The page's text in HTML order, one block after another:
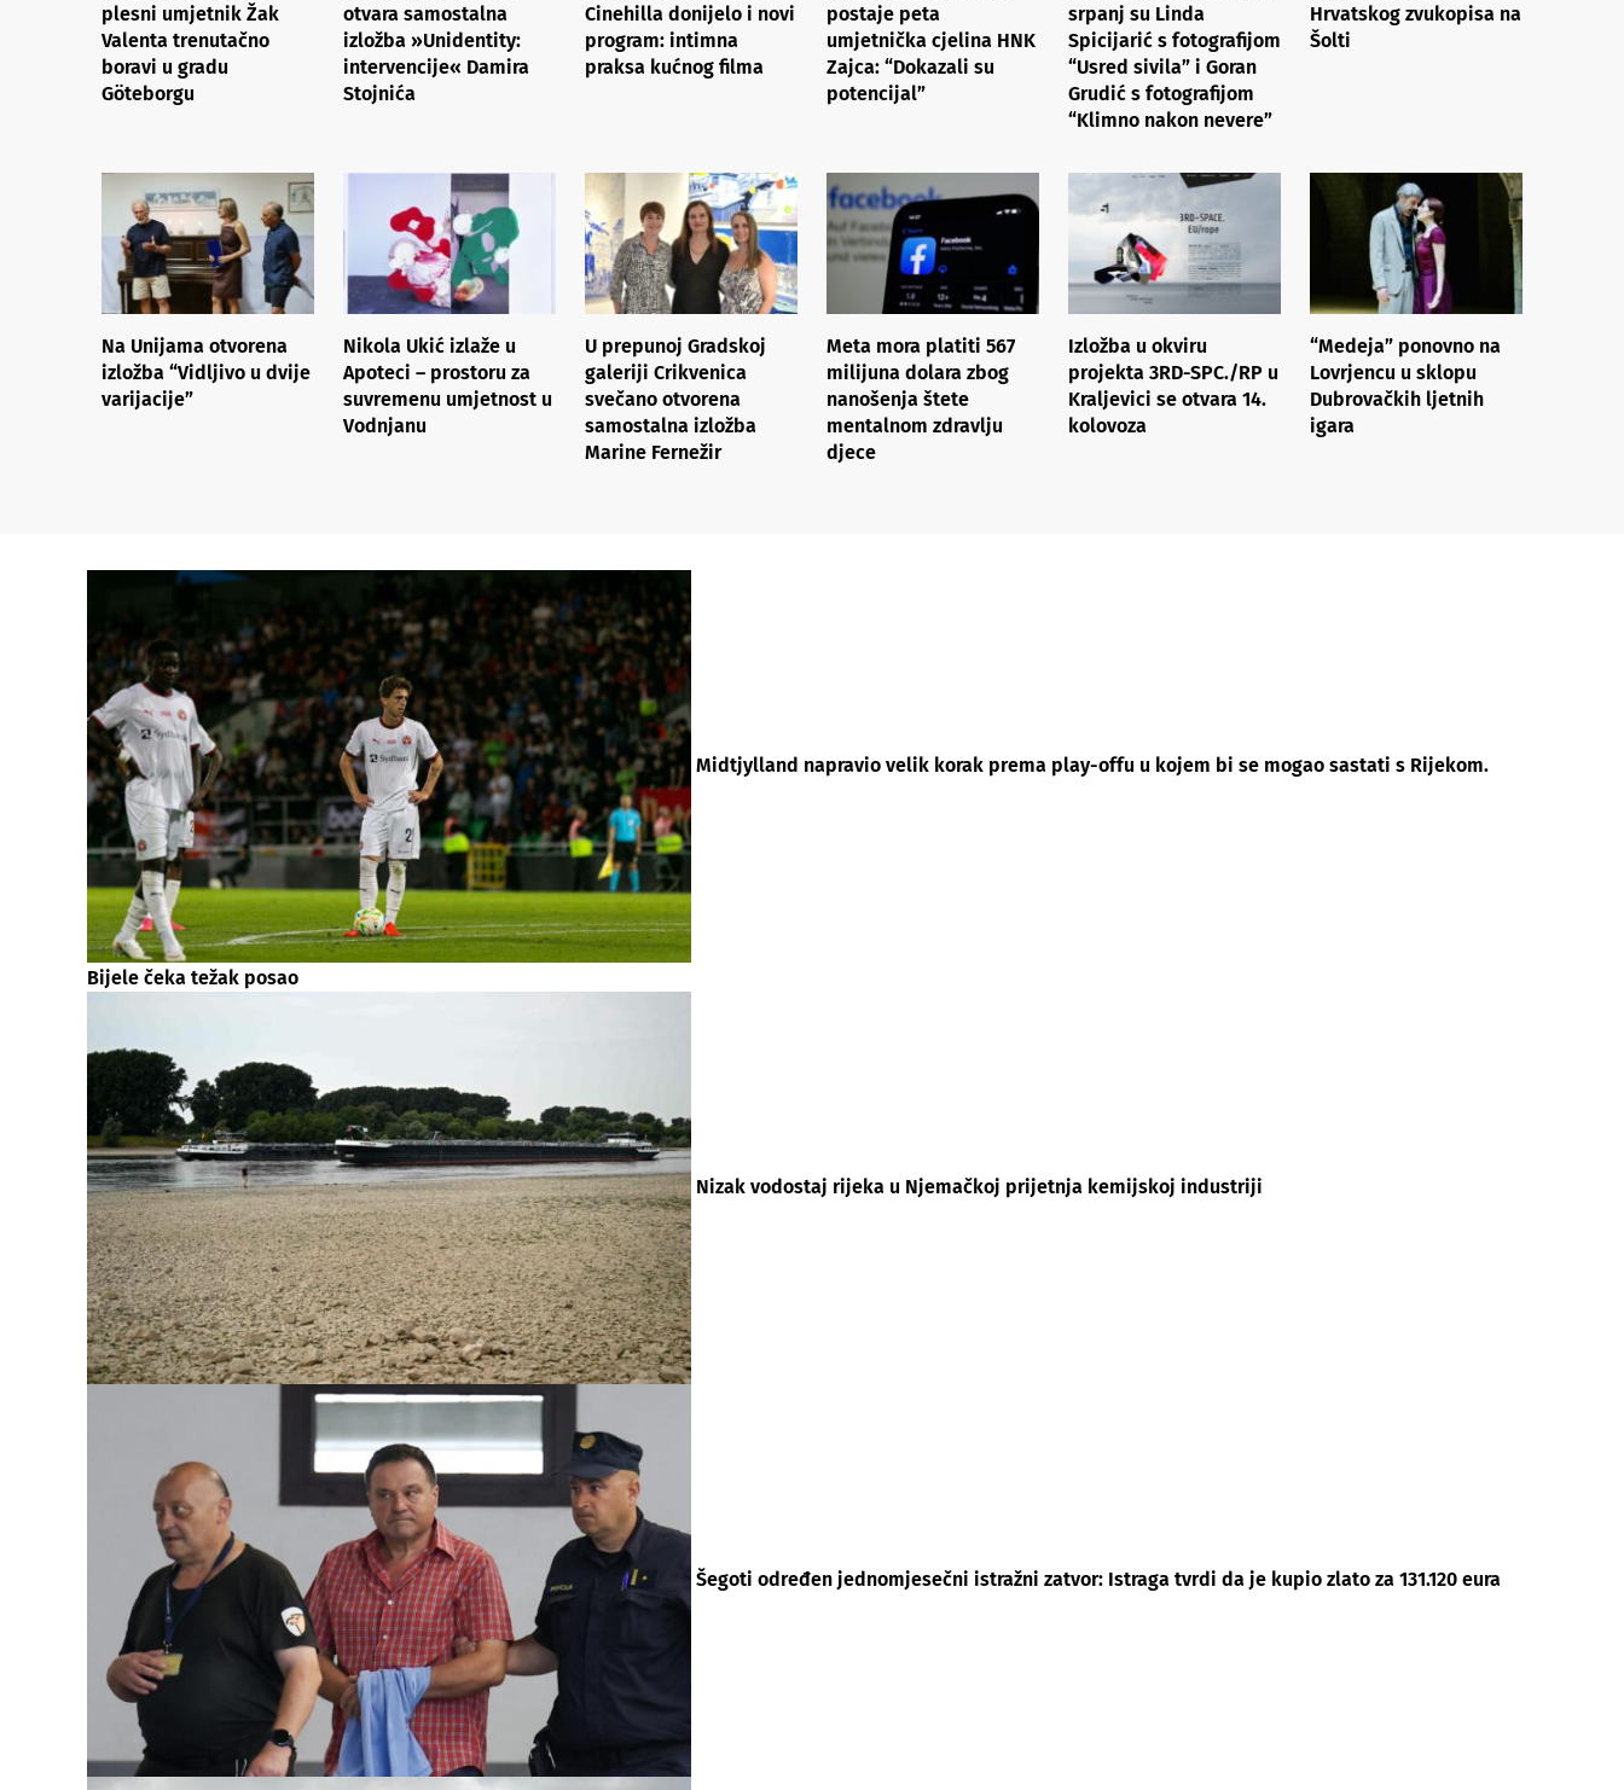
plesni umjetnik Žak
Valenta trenutačno
boravi u gradu
Göteborgu
otvara samostalna
izložba »Unidentity:
intervencije« Damira
Stojnića
Cinehilla donijelo i novi
program: intimna
praksa kućnog filma
postaje peta
umjetnička cjelina HNK
Zajca: “Dokazali su
potencijal”
srpanj su Linda
Spicijarić s fotografijom
“Usred sivila” i Goran
Grudić s fotografijom
“Klimno nakon nevere”
Hrvatskog zvukopisa na
Šolti
Na Unijama otvorena
izložba “Vidljivo u dvije
varijacije”
Nikola Ukić izlaže u
Apoteci – prostoru za
suvremenu umjetnost u
Vodnjanu
U prepunoj Gradskoj
galeriji Crikvenica
svečano otvorena
samostalna izložba
Marine Fernežir
Meta mora platiti 567
milijuna dolara zbog
nanošenja štete
mentalnom zdravlju
djece
Izložba u okviru
projekta 3RD-SPC./RP u
Kraljevici se otvara 14.
kolovoza
“Medeja” ponovno na
Lovrjencu u sklopu
Dubrovačkih ljetnih
igara
Midtjylland napravio velik korak prema play-offu u kojem bi se mogao sastati s Rijekom.
Bijele čeka težak posao
Nizak vodostaj rijeka u Njemačkoj prijetnja kemijskoj industriji
Šegoti određen jednomjesečni istražni zatvor: Istraga tvrdi da je kupio zlato za 131.120 eura